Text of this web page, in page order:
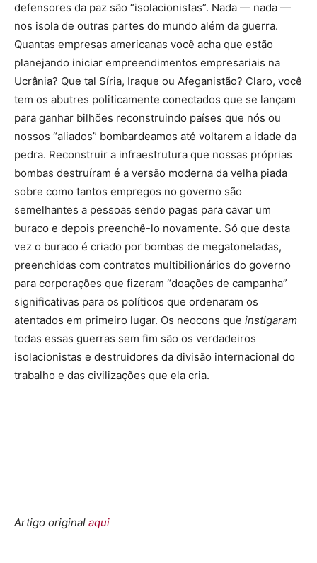
defensores da paz são “isolacionistas”. Nada — nada —
nos isola de outras partes do mundo além da guerra.
Quantas empresas americanas você acha que estão
planejando iniciar empreendimentos empresariais na
Ucrânia? Que tal Síria, Iraque ou Afeganistão? Claro, você
tem os abutres politicamente conectados que se lançam
para ganhar bilhões reconstruindo países que nós ou
nossos “aliados” bombardeamos até voltarem a idade da
pedra. Reconstruir a infraestrutura que nossas próprias
bombas destruíram é a versão moderna da velha piada
sobre como tantos empregos no governo são
semelhantes a pessoas sendo pagas para cavar um
buraco e depois preenchê-lo novamente. Só que desta
vez o buraco é criado por bombas de megatoneladas,
preenchidas com contratos multibilionários do governo
para corporações que fizeram “doações de campanha”
significativas para os políticos que ordenaram os
atentados em primeiro lugar. Os neocons que instigaram
todas essas guerras sem fim são os verdadeiros
isolacionistas e destruidores da divisão internacional do
trabalho e das civilizações que ela cria.
Artigo original aqui